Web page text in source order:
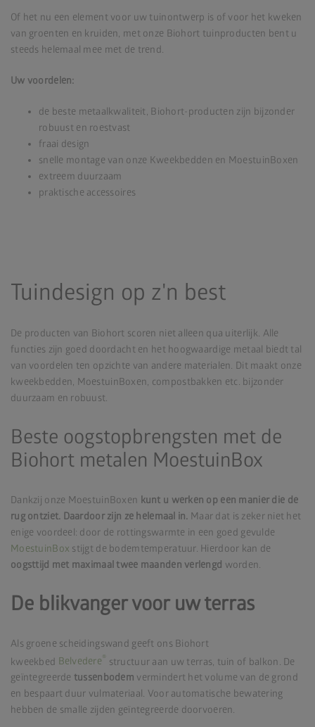
Of het nu een element voor uw tuinontwerp is of voor het kweken
van groenten en kruiden, met onze Biohort tuinproducten bent u
steeds helemaal mee met de trend.
Uw voordelen:
de beste metaalkwaliteit, Biohort-producten zijn bijzonder
robuust en roestvast
fraai design
snelle montage van onze Kweekbedden en MoestuinBoxen
extreem duurzaam
praktische accessoires
Tuindesign op z'n best
De producten van Biohort scoren niet alleen qua uiterlijk. Alle
functies zijn goed doordacht en het hoogwaardige metaal biedt tal
van voordelen ten opzichte van andere materialen. Dit maakt onze
kweekbedden, MoestuinBoxen, compostbakken etc. bijzonder
duurzaam en robuust.
Beste oogstopbrengsten met de
Biohort metalen MoestuinBox
Dankzij onze MoestuinBoxen kunt u werken op een manier die de
rug ontziet. Daardoor zijn ze helemaal in. Maar dat is zeker niet het
enige voordeel: door de rottingswarmte in een goed gevulde
MoestuinBox stijgt de bodemtemperatuur. Hierdoor kan de
oogsttijd met maximaal twee maanden verlengd worden.
De blikvanger voor uw terras
Als groene scheidingswand geeft ons Biohort
kweekbed Belvedere ® structuur aan uw terras, tuin of balkon. De
geïntegreerde tussenbodem vermindert het volume van de grond
en bespaart duur vulmateriaal. Voor automatische bewatering
hebben de smalle zijden geïntegreerde doorvoeren.